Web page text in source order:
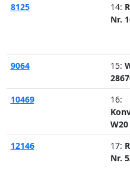
8125 14:
Nr.
9064 15:
10469
16:
W20
12146 17:
Nr.